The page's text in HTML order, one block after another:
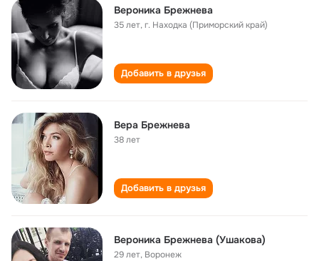
Вероника Брежнева
35 лет,г. Находка (Приморский край)
Добавить в друзья
Вера Брежнева
38 лет
Добавить в друзья
Вероника Брежнева (Ушакова)
29 лет, Воронеж